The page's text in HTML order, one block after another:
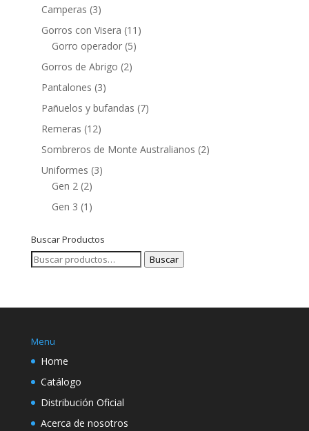
Camperas (3)
Gorros con Visera (11)
Gorro operador (5)
Gorros de Abrigo (2)
Pantalones (3)
Pañuelos y bufandas (7)
Remeras (12)
Sombreros de Monte Australianos (2)
Uniformes (3)
Gen 2 (2)
Gen 3 (1)
Buscar Productos
Buscar
Buscar
Menu
Home
Catálogo
Distribución Oficial
Acerca de nosotros